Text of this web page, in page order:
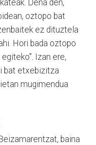
Dena den,
oztopo bat
ez dituztela
Hori bada oztopo
Izan ere,
bat etxebizitza
mugimendua
baina